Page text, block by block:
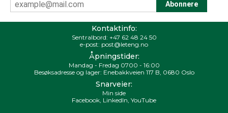
Kontaktinfo:
Sentralbord: +47 62 48 24 50
e-post: post@leteng.no
Åpningstider:
Mandag - Fredag 0700 - 16:00
Besøksadresse og lager: Enebakkveien 117 B, 0680 Oslo
Snarveier:
Min side
Facebook, LinkedIn, YouTube